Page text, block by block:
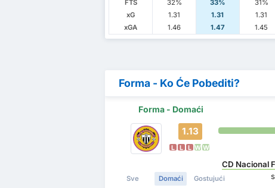
FTS
32% 33%
31%
xG
1.31 1.31
1.31
xGA
1.46 1.47 1.45
Forma - Ko Će Pobediti?
Forma - Domaći
1.13
L L L W W
Sve Domaći Gostujući
CD Nacional